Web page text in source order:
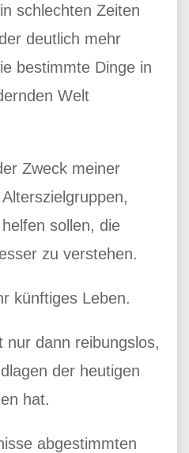
schlechten Zeiten
deutlich mehr
bestimmte Dinge in
Welt
Zweck meiner
sollen, die
zu verstehen.
künftiges Leben.
nur dann reibungslos,
der heutigen
hat.
abgestimmten